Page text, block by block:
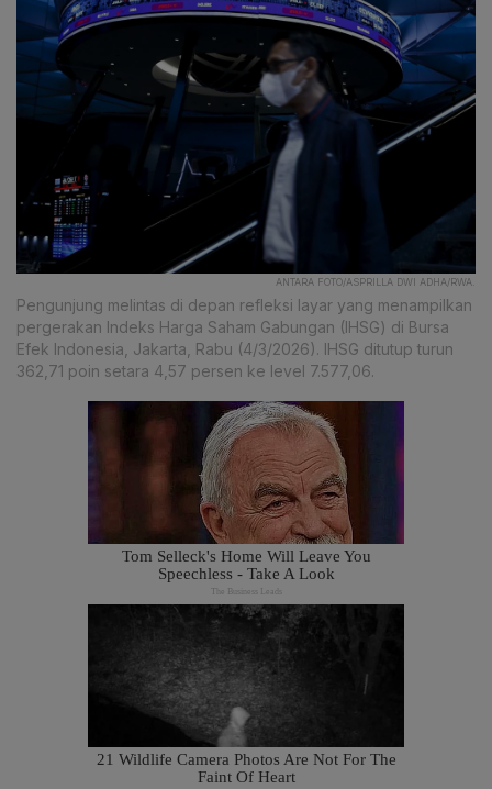
ANTARA FOTO/ASPRILLA DWI ADHA/RWA.
Pengunjung melintas di depan refleksi layar yang menampilkan
pergerakan Indeks Harga Saham Gabungan (IHSG) di Bursa
Efek Indonesia, Jakarta, Rabu (4/3/2026). IHSG ditutup turun
362,71 poin setara 4,57 persen ke level 7.577,06.